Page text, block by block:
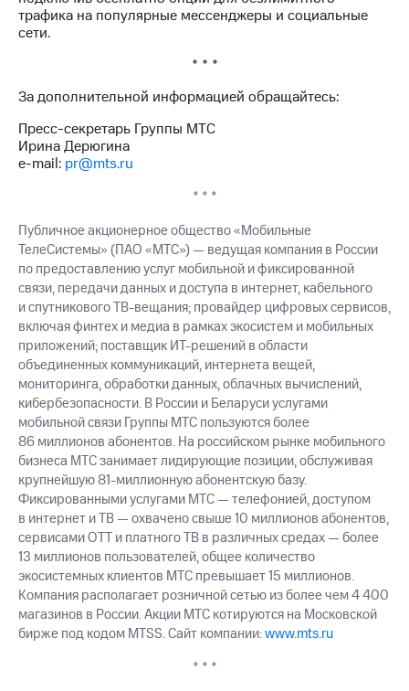
акций
Порядок
акций
Дивиденды
Рынок
Описание
Еврооблигации-2023
Уведомление
о
погашении
именных
облигаций
Другое
Регистратор
Реквизиты
Контакты
развитие
деловая этика
На главную
трафика на популярные мессенджеры и социальные
сети.
* * *
За дополнительной информацией обращайтесь:
Пресс-секретарь Группы МТС
Ирина Дерюгина
e-mail: pr@mts.ru
* * *
Публичное акционерное общество «Мобильные
ТелеСистемы» (ПАО «МТС») — ведущая компания в России
по предоставлению услуг мобильной и фиксированной
связи, передачи данных и доступа в интернет, кабельного
и спутникового ТВ-вещания; провайдер цифровых сервисов,
включая финтех и медиа в рамках экосистем и мобильных
приложений; поставщик ИТ-решений в области
объединенных коммуникаций, интернета вещей,
мониторинга, обработки данных, облачных вычислений,
кибербезопасности. В России и Беларуси услугами
мобильной связи Группы МТС пользуются более
86 миллионов абонентов. На российском рынке мобильного
бизнеса МТС занимает лидирующие позиции, обслуживая
крупнейшую 81-миллионную абонентскую базу.
Фиксированными услугами МТС — телефонией, доступом
в интернет и ТВ — охвачено свыше 10 миллионов абонентов,
сервисами OTT и платного ТВ в различных средах — более
13 миллионов пользователей, общее количество
экосистемных клиентов МТС превышает 15 миллионов.
Компания располагает розничной сетью из более чем 4 400
магазинов в России. Акции МТС котируются на Московской
бирже под кодом MTSS. Сайт компании:www.mts.ru
* * *